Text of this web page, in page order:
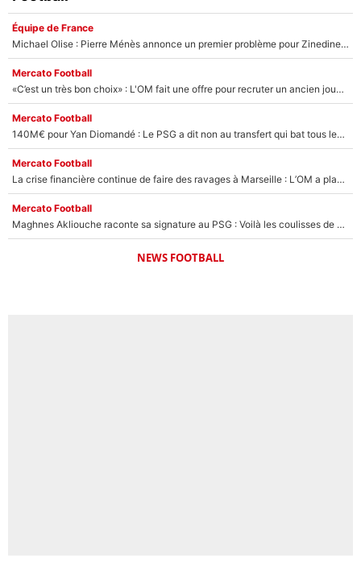
Équipe de France
Michael Olise : Pierre Ménès annonce un premier problème pour Zinedine Zidane en équipe de France
Mercato Football
«C’est un très bon choix» : L'OM fait une offre pour recruter un ancien joueur du PSG... et c'est validé dans l'After Foot !
Mercato Football
140M€ pour Yan Diomandé : Le PSG a dit non au transfert qui bat tous les records sur le mercato
Mercato Football
La crise financière continue de faire des ravages à Marseille : L’OM a placé 12 joueurs sur le marché des transferts… et ça pourrait lui rapporter près de 100M€ !
Mercato Football
Maghnes Akliouche raconte sa signature au PSG : Voilà les coulisses de son transfert de rêve à 50M€
NEWS FOOTBALL